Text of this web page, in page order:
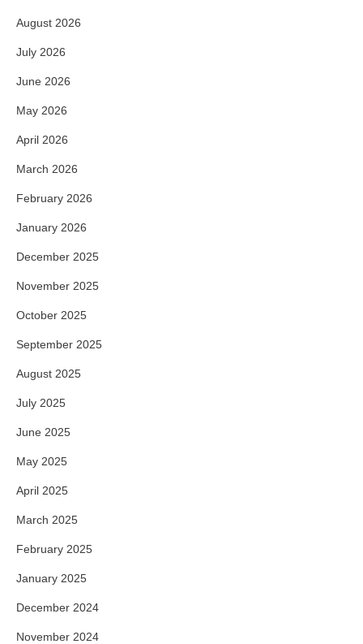
August 2026
July 2026
June 2026
May 2026
April 2026
March 2026
February 2026
January 2026
December 2025
November 2025
October 2025
September 2025
August 2025
July 2025
June 2025
May 2025
April 2025
March 2025
February 2025
January 2025
December 2024
November 2024